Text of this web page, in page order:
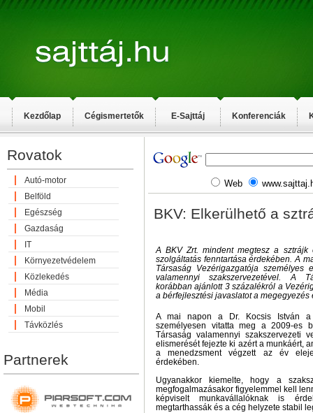
Kezdőlap Cégismertetők E-Sajttáj Konferenciák
Rovatok
Autó-motor
Belföld
Egészség
Gazdaság
IT
Környezetvédelem
Közlekedés
Média
Mobil
Távközlés
Partnerek
Web
BKV: Elkerülhető a
A BKV Zrt. mindent megtesz a sztrájk
szolgáltatás fenntartása érdekében. A
Társaság Vezérigazgatója személyes
valamennyi szakszervezetével. A
korábban ajánlott 3 százalékról a
a bérfejlesztési javaslatot a megegyezés
A mai napon a Dr. Kocsis István a
személyesen vitatta meg a 2009-es
Társaság valamennyi szakszervezeti
elismerését fejezte ki azért a munkáért,
a menedzsment végzett az év
érdekében.
Ugyanakkor kiemelte, hogy a
megfogalmazásakor figyelemmel kell
képviselt munkavállalóknak is
megtarthassák és a cég helyzete stabil